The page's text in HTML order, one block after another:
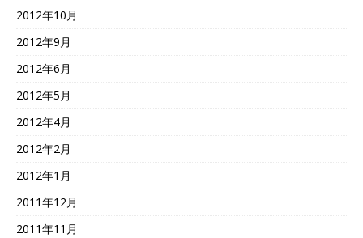
2012年10月
2012年9月
2012年6月
2012年5月
2012年4月
2012年2月
2012年1月
2011年12月
2011年11月